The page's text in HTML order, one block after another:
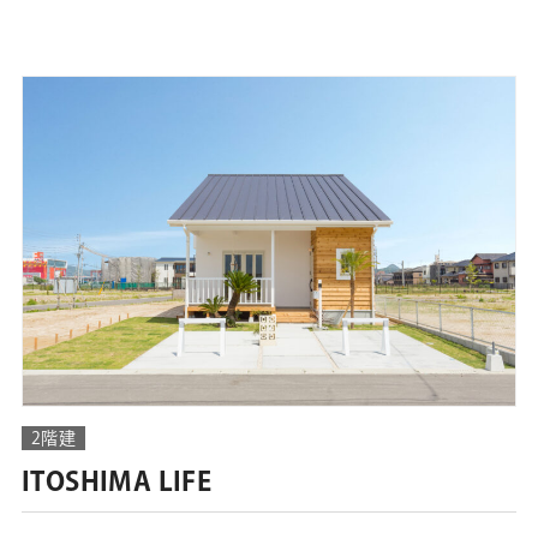
2階建
ITOSHIMA LIFE